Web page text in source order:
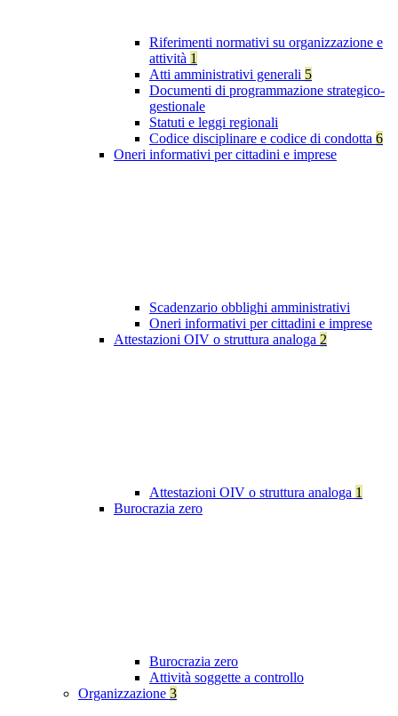
Riferimenti normativi su organizzazione e
attività 1
Atti amministrativi generali 5
Documenti di programmazione strategico-
gestionale
Statuti e leggi regionali
Codice disciplinare e codice di condotta 6
Oneri informativi per cittadini e imprese
Scadenzario obblighi amministrativi
Oneri informativi per cittadini e imprese
Attestazioni OIV o struttura analoga 2
Attestazioni OIV o struttura analoga 1
Burocrazia zero
Burocrazia zero
Attività soggette a controllo
Organizzazione 3